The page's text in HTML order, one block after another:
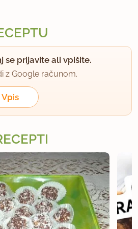
se prijavite ali vpišite.
z Google računom.
Vpis